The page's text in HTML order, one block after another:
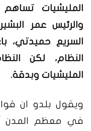
المليشيات
والرئيس عمر
السريع حميدتي،
النظام، لكن
المليشيات وبدقة.
ويقول بلدو ان
في معظم المدن